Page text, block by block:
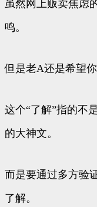
虽然网上贩卖焦虑
鸣。
但是老A还是希望
这个“了解”指的不
的大神文。
而是要通过多方验
了解。